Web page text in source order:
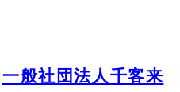
一般社団法人千客来